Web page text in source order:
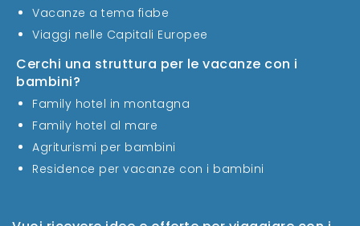
Vacanze a tema fiabe
Viaggi nelle Capitali Europee
Cerchi una struttura per le vacanze con i
bambini?
Family hotel in montagna
Family hotel al mare
Agriturismi per bambini
Residence per vacanze con i bambini